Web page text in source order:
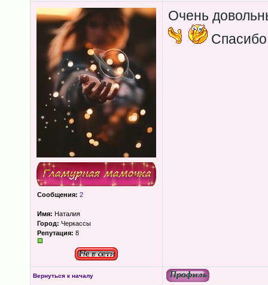
Сообщения: 2
Имя: Наталия
Город: Черкассы
Репутация: 8
Очень
Вернуться к началу